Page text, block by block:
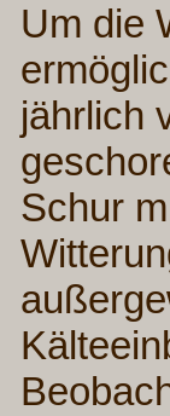
Um die
jährlich
Schur